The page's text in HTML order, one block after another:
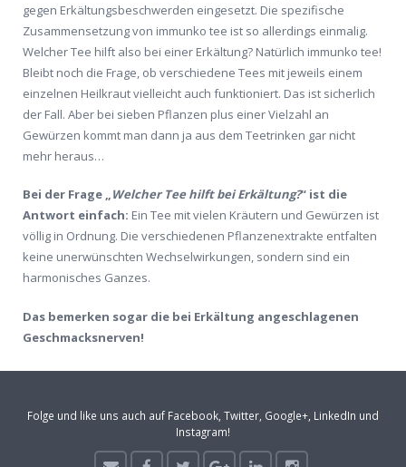
gegen Erkältungsbeschwerden eingesetzt. Die spezifische
Zusammensetzung von immunko tee ist so allerdings einmalig.
Welcher Tee hilft also bei einer Erkältung? Natürlich immunko tee!
Bleibt noch die Frage, ob verschiedene Tees mit jeweils einem
einzelnen Heilkraut vielleicht auch funktioniert. Das ist sicherlich
der Fall. Aber bei sieben Pflanzen plus einer Vielzahl an
Gewürzen kommt man dann ja aus dem Teetrinken gar nicht
mehr heraus…
Bei der Frage „Welcher Tee hilft bei Erkältung?“ ist die
Antwort einfach: Ein Tee mit vielen Kräutern und Gewürzen ist
völlig in Ordnung. Die verschiedenen Pflanzenextrakte entfalten
keine unerwünschten Wechselwirkungen, sondern sind ein
harmonisches Ganzes.
Das bemerken sogar die bei Erkältung angeschlagenen
Geschmacksnerven!
Folge und like uns auch auf Facebook, Twitter, Google+, LinkedIn und
Instagram!